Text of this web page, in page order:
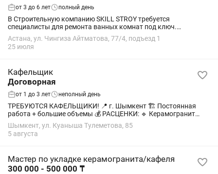
от 3 до 6 лет полный день
В Строительную компанию SKILL STROY требуется
специалисты для ремонта ванных комнат под ключ.
Заработная плата начинается от 400.000 до 1.000.000 всё
зависит от вас сколько санузлов в месяц сделаете...
Астана, ул. Чингиза Айтматова, 77/4, подъезд 1
25 июля
Кафельщик
Договорная
от 1 до 3 лет неполный день
ТРЕБУЮТСЯ КАФЕЛЬЩИКИ! 📍 г. Шымкент 🏗 Постоянная
работа + большие объемы 💰 РАСЦЕНКИ: 🔹 Керамогранит
1200×600 • Стены + запил 45° — 8 500 тг/м2 • Пол — 6 500 тг/м2
🔹 Керамогранит 600×600 •...
Шымкент, ул. Куаныша Тулеметова, 85
5 августа
Мастер по укладке керамогранита/кафеля
300 000 - 500 000 ₸